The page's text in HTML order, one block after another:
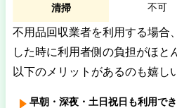
清掃 不可
不用品回収業者を利用する場合
した時に利用者側の負担がほと
以下のメリットがあるのも嬉し
早朝・深夜・土日祝日も利用で